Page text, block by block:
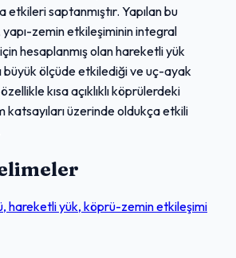
etkileri saptanmıştır. Yapılan bu
yapı-zemin etkileşiminin integral
hesaplanmış olan hareketli yük
büyük ölçüde etkilediği ve uç-ayak
kısa açıklıklı köprülerdeki
katsayıları üzerinde oldukça etkili
hareketli yük, köprü-zemin etkileşimi